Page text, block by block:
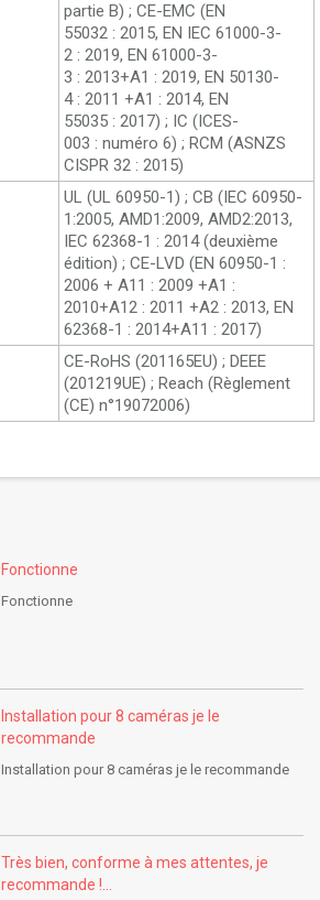
partie B) ; CE-EMC (EN
55032 : 2015, EN IEC 61000-3-
2 : 2019, EN 61000-3-
3 : 2013+A1 : 2019, EN 50130-
4 : 2011 +A1 : 2014, EN
55035 : 2017) ; IC (ICES-
003 : numéro 6) ; RCM (ASNZS
CISPR 32 : 2015)
UL (UL 60950-1) ; CB (IEC 60950-
1:2005, AMD1:2009, AMD2:2013,
IEC 62368-1 : 2014 (deuxième
édition) ; CE-LVD (EN 60950-1 :
2006 + A11 : 2009 +A1 :
2010+A12 : 2011 +A2 : 2013, EN
62368-1 : 2014+A11 : 2017)
CE-RoHS (201165EU) ; DEEE
(201219UE) ; Reach (Règlement
(CE) n°19072006)
Fonctionne
Fonctionne
Installation pour 8 caméras je le
recommande
Installation pour 8 caméras je le recommande
Très bien, conforme à mes attentes, je
recommande !...